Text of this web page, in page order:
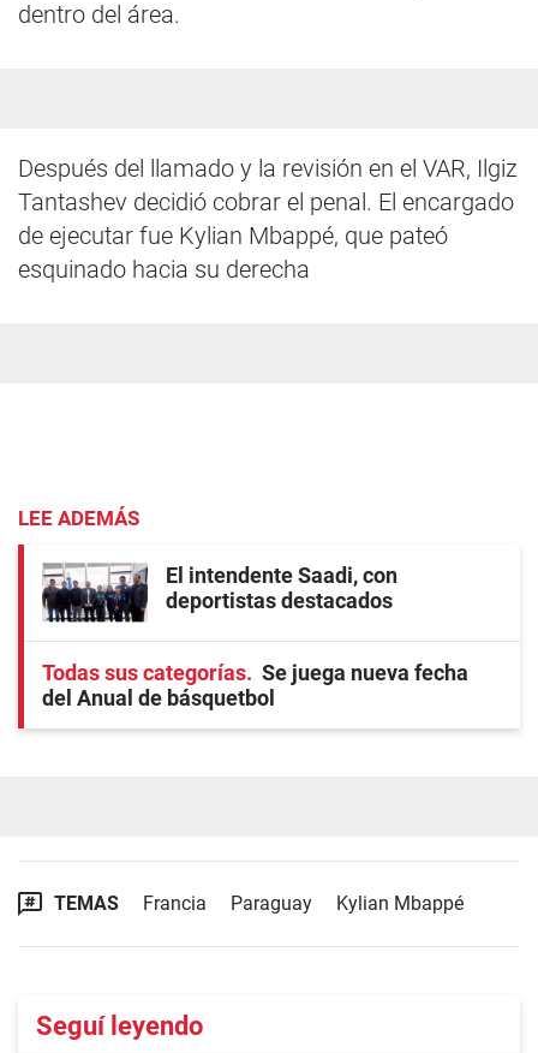
dentro del área.
Después del llamado y la revisión en el VAR, Ilgiz
Tantashev decidió cobrar el penal. El encargado
de ejecutar fue Kylian Mbappé, que pateó
esquinado hacia su derecha
LEE ADEMÁS
El intendente Saadi, con
deportistas destacados
Todas sus categorías
Se juega nueva fecha
del Anual de básquetbol
TEMAS Francia Paraguay Kylian Mbappé
Seguí leyendo